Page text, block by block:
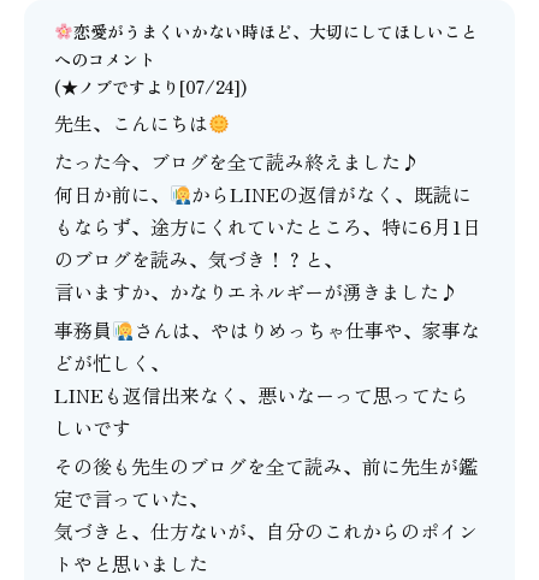
恋愛がうまくいかない時ほど、大切にしてほしいこと
へのコメント
(★ノブですより[07/24])
先生、こんにちは
たった今、ブログを全て読み終えました♪
何日か前に、
からLINEの返信がなく、既読に
もならず、途方にくれていたところ、特に6月1日
のブログを読み、気づき！？と、
言いますか、かなりエネルギーが湧きました♪
事務員
さんは、やはりめっちゃ仕事や、家事な
どが忙しく、
LINEも返信出来なく、悪いなーって思ってたら
しいです
その後も先生のブログを全て読み、前に先生が鑑
定で言っていた、
気づきと、仕方ないが、自分のこれからのポイン
トやと思いました